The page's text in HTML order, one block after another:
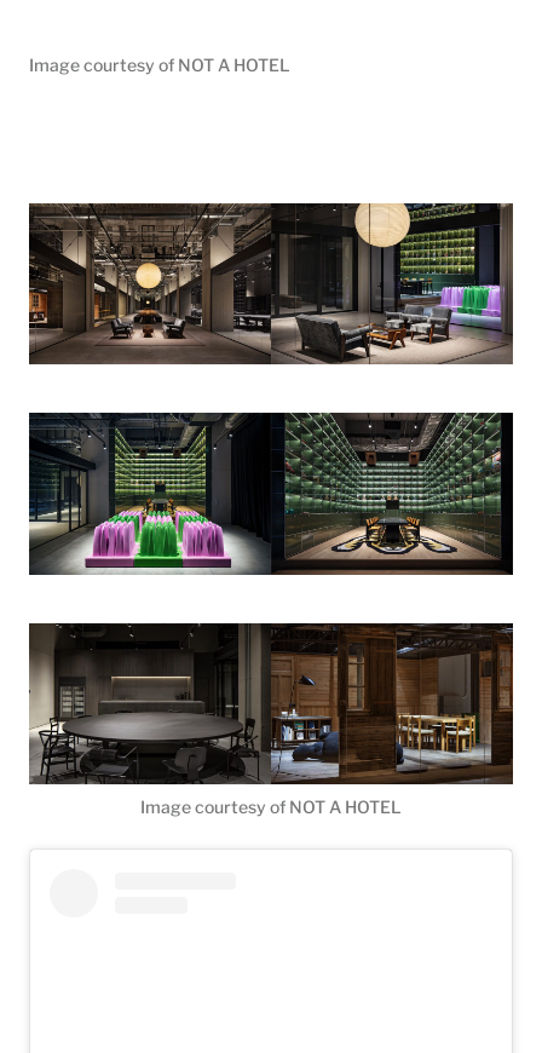
Image courtesy of NOT A HOTEL
Image courtesy of NOT A HOTEL